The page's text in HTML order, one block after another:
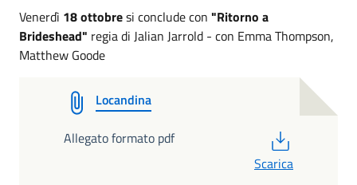
Venerdì 18 ottobresi conclude con "Ritorno a
Brideshead" regia di Jalian Jarrold - con Emma Thompson,
Matthew Goode
Locandina
Allegato formato pdf
Scarica